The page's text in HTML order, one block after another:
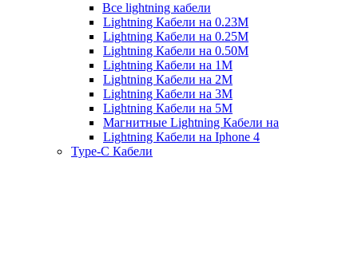
Все lightning кабели
Lightning Кабели на 0.23М
Lightning Кабели на 0.25М
Lightning Кабели на 0.50М
Lightning Кабели на 1М
Lightning Кабели на 2М
Lightning Кабели на 3М
Lightning Кабели на 5М
Магнитные Lightning Кабели на
Lightning Кабели на Iphone 4
Type-C Кабели